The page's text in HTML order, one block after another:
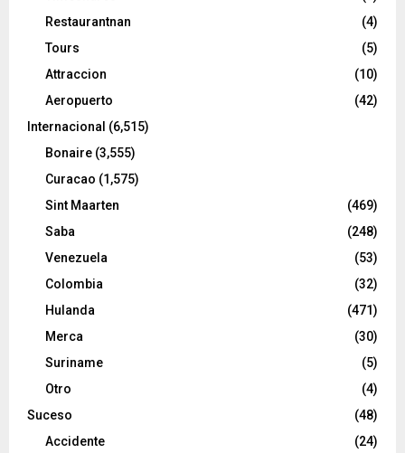
Restaurantnan
(4)
Tours
(5)
Attraccion
(10)
Aeropuerto
(42)
Internacional (6,515)
Bonaire (3,555)
Curacao (1,575)
Sint Maarten
(469)
Saba
(248)
Venezuela
(53)
Colombia
(32)
Hulanda
(471)
Merca
(30)
Suriname
(5)
Otro
(4)
Suceso
(48)
Accidente
(24)